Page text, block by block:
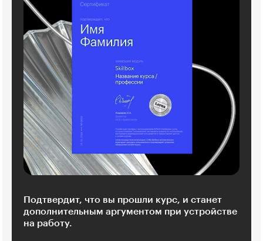
Подтвердит, что вы прошли курс, и станет
дополнительным аргументом при устройстве
на работу.